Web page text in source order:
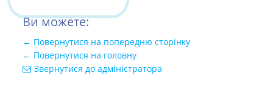
Ви можете:
← Повернутися на попередню сторінку
← Повернутися на головну
Звернутися до адміністратора